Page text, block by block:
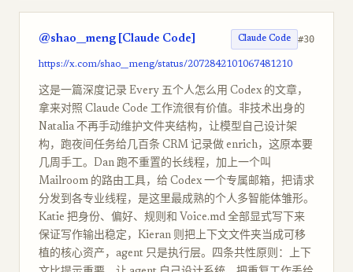
@shao__meng [Claude Code] Claude Code #30
https://x.com/shao__meng/status/2072842101067481210
这是一篇深度记录 Every 五个人怎么用 Codex 的文章，
拿来对照 Claude Code 工作流很有价值。非技术出身的
Natalia 不再手动维护文件夹结构，让模型自己设计架
构，跑夜间任务给几百条 CRM 记录做 enrich，这原本要
几周手工。Dan 跑不重置的长线程，加上一个叫
Mailroom 的路由工具，给 Codex 一个专属邮箱，把请求
分发到各专业线程，是这里最成熟的个人多智能体雏形。
Katie 把身份、偏好、规则和 Voice.md 全部显式写下来
保证写作输出稳定，Kieran 则把上下文文件夹当成可移
植的核心资产，agent 只是执行层。四条共性原则：上下